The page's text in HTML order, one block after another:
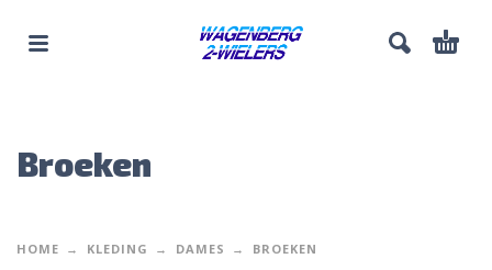
Broeken
HOME KLEDING DAMES BROEKEN